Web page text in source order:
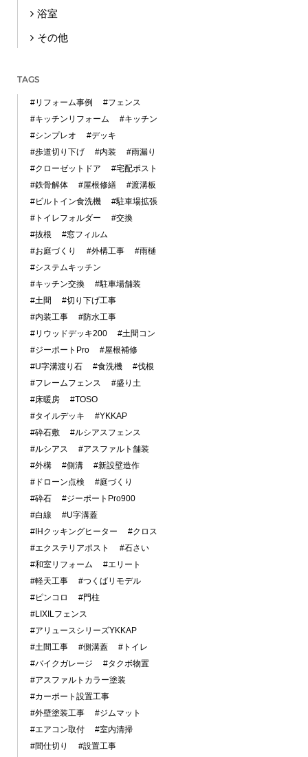
浴室
その他
TAGS
#リフォーム事例
#フェンス
#キッチンリフォーム
#キッチン
#シンプレオ
#デッキ
#歩道切り下げ
#内装
#雨漏り
#クローゼットドア
#宅配ポスト
#鉄骨解体
#屋根修繕
#渡溝板
#ビルトイン食洗機
#駐車場拡張
#トイレフォルダー
#交換
#抜根
#窓フィルム
#お庭づくり
#外構工事
#雨樋
#システムキッチン
#キッチン交換
#駐車場舗装
#土間
#切り下げ工事
#内装工事
#防水工事
#リウッドデッキ200
#土間コン
#ジーポートPro
#屋根補修
#U字溝渡り石
#食洗機
#伐根
#フレームフェンス
#盛り土
#床暖房
#TOSO
#タイルデッキ
#YKKAP
#砕石敷
#ルシアスフェンス
#ルシアス
#アスファルト舗装
#外構
#側溝
#新設壁造作
#ドローン点検
#庭づくり
#砕石
#ジーポートPro900
#白線
#U字溝蓋
#IHクッキングヒーター
#クロス
#エクステリアポスト
#石さい
#和室リフォーム
#エリート
#軽天工事
#つくばリモデル
#ピンコロ
#門柱
#LIXILフェンス
#アリュースシリーズYKKAP
#土間工事
#側溝蓋
#トイレ
#バイクガレージ
#タクボ物置
#アスファルトカラー塗装
#カーポート設置工事
#外壁塗装工事
#ジムマット
#エアコン取付
#室内清掃
#間仕切り
#設置工事